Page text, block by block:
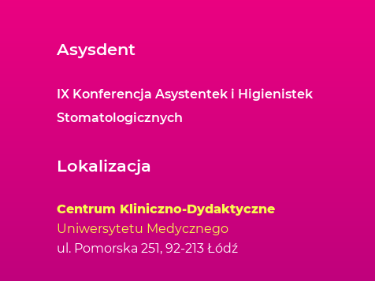
Asysdent
IX Konferencja Asystentek i Higienistek
Stomatologicznych
Lokalizacja
Centrum Kliniczno-Dydaktyczne
Uniwersytetu Medycznego
ul. Pomorska 251, 92-213 Łódź